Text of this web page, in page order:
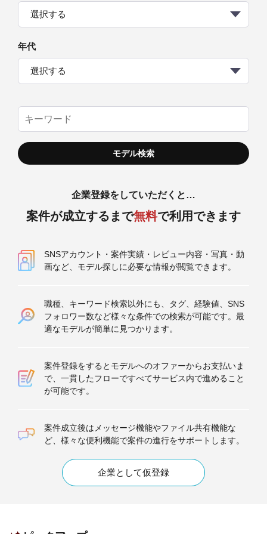
選択する
年代
選択する
企業登録をしていただくと…
案件が成立するまで無料で利用できます
SNSアカウント・案件実績・レビュー内容・写真・動
画など、モデル探しに必要な情報が閲覧できます。
職種、キーワード検索以外にも、タグ、経験値、SNS
フォロワー数など様々な条件での検索が可能です。最
適なモデルが簡単に見つかります。
案件登録をするとモデルへのオファーからお支払いま
で、一貫したフローですべてサービス内で進めること
が可能です。
案件成立後はメッセージ機能やファイル共有機能な
ど、様々な便利機能で案件の進行をサポートします。
企業として仮登録